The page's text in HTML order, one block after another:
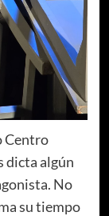
Centro
dicta algún
No
su tiempo